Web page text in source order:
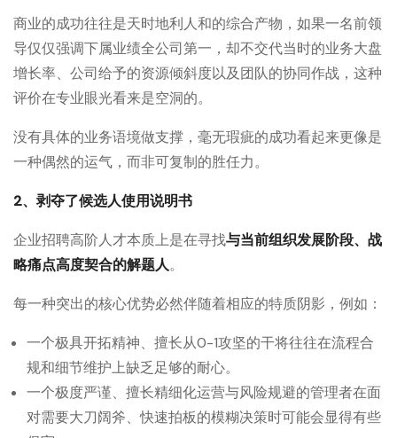
商业的成功往往是天时地利人和的综合产物，如果一名前领
导仅仅强调下属业绩全公司第一，却不交代当时的业务大盘
增长率、公司给予的资源倾斜度以及团队的协同作战，这种
评价在专业眼光看来是空洞的。
没有具体的业务语境做支撑，毫无瑕疵的成功看起来更像是
一种偶然的运气，而非可复制的胜任力。
2、剥夺了候选人使用说明书
企业招聘高阶人才本质上是在寻找与当前组织发展阶段、战
略痛点高度契合的解题人。
每一种突出的核心优势必然伴随着相应的特质阴影，例如：
一个极具开拓精神、擅长从0-1攻坚的干将往往在流程合
规和细节维护上缺乏足够的耐心。
一个极度严谨、擅长精细化运营与风险规避的管理者在面
对需要大刀阔斧、快速拍板的模糊决策时可能会显得有些